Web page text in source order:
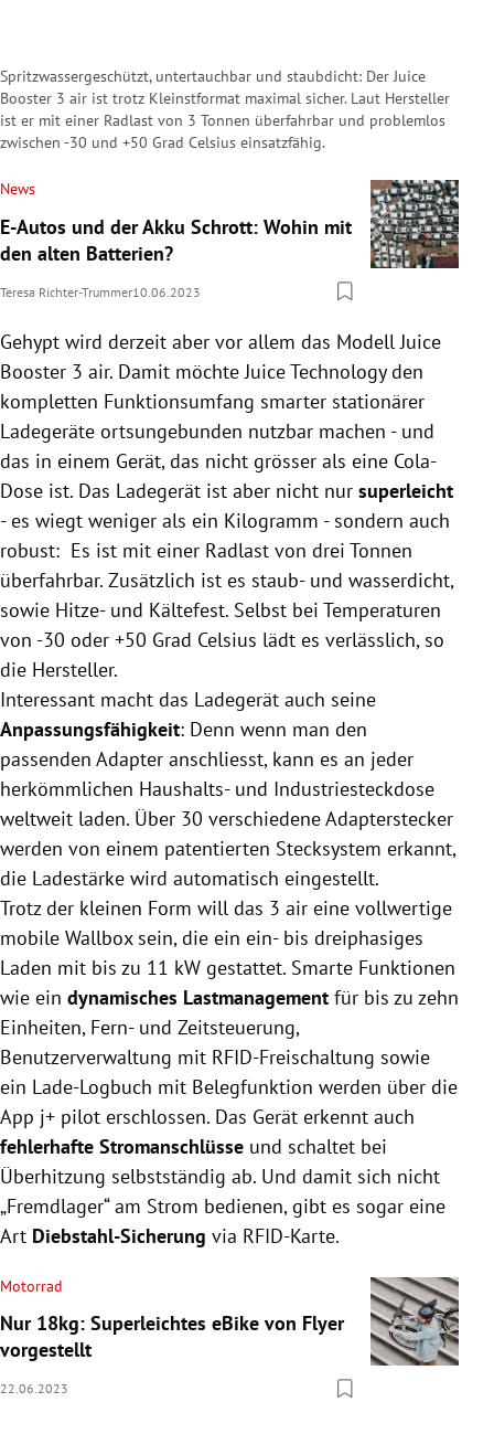
Spritzwassergeschützt, untertauchbar und staubdicht: Der Juice
Booster 3 air ist trotz Kleinstformat maximal sicher. Laut Hersteller
ist er mit einer Radlast von 3 Tonnen überfahrbar und problemlos
zwischen -30 und +50 Grad Celsius einsatzfähig.
News
E-Autos und der Akku Schrott: Wohin mit
den alten Batterien?
Teresa Richter-Trummer10.06.2023
Gehypt wird derzeit aber vor allem das Modell Juice
Booster 3 air. Damit möchte Juice Technology den
kompletten Funktionsumfang smarter stationärer
Ladegeräte ortsungebunden nutzbar machen - und
das in einem Gerät, das nicht grösser als eine Cola-
Dose ist. Das Ladegerät ist aber nicht nur superleicht
- es wiegt weniger als ein Kilogramm - sondern auch
robust: Es ist mit einer Radlast von drei Tonnen
überfahrbar. Zusätzlich ist es staub- und wasserdicht,
sowie Hitze- und Kältefest. Selbst bei Temperaturen
von -30 oder +50 Grad Celsius lädt es verlässlich, so
die Hersteller.
Interessant macht das Ladegerät auch seine
Anpassungsfähigkeit: Denn wenn man den
passenden Adapter anschliesst, kann es an jeder
herkömmlichen Haushalts- und Industriesteckdose
weltweit laden. Über 30 verschiedene Adapterstecker
werden von einem patentierten Stecksystem erkannt,
die Ladestärke wird automatisch eingestellt.
Trotz der kleinen Form will das 3 air eine vollwertige
mobile Wallbox sein, die ein ein- bis dreiphasiges
Laden mit bis zu 11 kW gestattet. Smarte Funktionen
wie ein dynamisches Lastmanagement für bis zu zehn
Einheiten, Fern- und Zeitsteuerung,
Benutzerverwaltung mit RFID-Freischaltung sowie
ein Lade-Logbuch mit Belegfunktion werden über die
App j+ pilot erschlossen. Das Gerät erkennt auch
fehlerhafte Stromanschlüsse und schaltet bei
Überhitzung selbstständig ab. Und damit sich nicht
„Fremdlager“ am Strom bedienen, gibt es sogar eine
Art Diebstahl-Sicherung via RFID-Karte.
Motorrad
Nur 18kg: Superleichtes eBike von Flyer
vorgestellt
22.06.2023